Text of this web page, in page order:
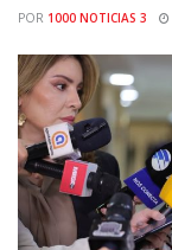
POR 1000 NOTICIAS 3